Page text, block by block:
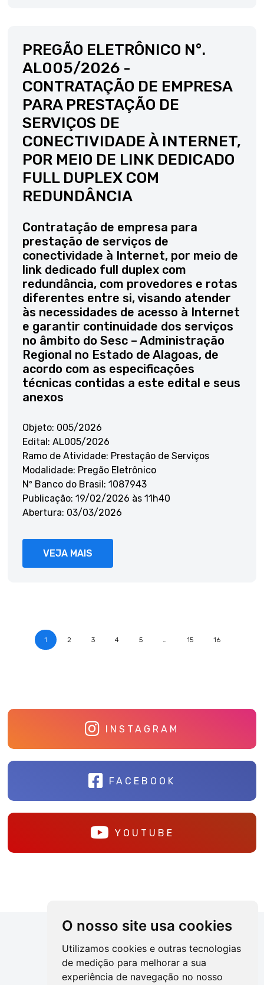
O nosso site usa cookies
Utilizamos cookies e outras tecnologias
de medição para melhorar a sua
experiência de navegação no nosso
PREGÃO ELETRÔNICO N°.
AL005/2026 -
CONTRATAÇÃO DE EMPRESA
PARA PRESTAÇÃO DE
SERVIÇOS DE
CONECTIVIDADE À INTERNET,
POR MEIO DE LINK DEDICADO
FULL DUPLEX COM
REDUNDÂNCIA
Contratação de empresa para
prestação de serviços de
conectividade à Internet, por meio de
link dedicado full duplex com
redundância, com provedores e rotas
diferentes entre si, visando atender
às necessidades de acesso à Internet
e garantir continuidade dos serviços
no âmbito do Sesc – Administração
Regional no Estado de Alagoas, de
acordo com as especificações
técnicas contidas a este edital e seus
anexos
Objeto: 005/2026
Edital: AL005/2026
Ramo de Atividade: Prestação de Serviços
Modalidade: Pregão Eletrônico
Nº Banco do Brasil: 1087943
Publicação: 19/02/2026 às 11h40
Abertura: 03/03/2026
VEJA MAIS
1 2 3 4 5 … 15 16
INSTAGRAM
FACEBOOK
YOUTUBE